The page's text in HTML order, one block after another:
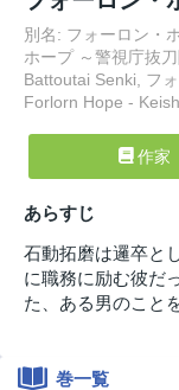
別名: フォーロン・
ホープ ～警視庁抜
Battoutai Senki, フ
Forlorn Hope -
作家
あらすじ
石動拓磨は邏卒と
に職務に励む彼だ
た、ある男のこと
巻一覧